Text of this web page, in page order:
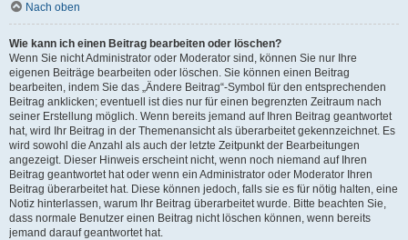
Nach oben
Wie kann ich einen Beitrag bearbeiten oder löschen?
Wenn Sie nicht Administrator oder Moderator sind, können Sie nur Ihre
eigenen Beiträge bearbeiten oder löschen. Sie können einen Beitrag
bearbeiten, indem Sie das „Ändere Beitrag“-Symbol für den entsprechenden
Beitrag anklicken; eventuell ist dies nur für einen begrenzten Zeitraum nach
seiner Erstellung möglich. Wenn bereits jemand auf Ihren Beitrag geantwortet
hat, wird Ihr Beitrag in der Themenansicht als überarbeitet gekennzeichnet. Es
wird sowohl die Anzahl als auch der letzte Zeitpunkt der Bearbeitungen
angezeigt. Dieser Hinweis erscheint nicht, wenn noch niemand auf Ihren
Beitrag geantwortet hat oder wenn ein Administrator oder Moderator Ihren
Beitrag überarbeitet hat. Diese können jedoch, falls sie es für nötig halten, eine
Notiz hinterlassen, warum Ihr Beitrag überarbeitet wurde. Bitte beachten Sie,
dass normale Benutzer einen Beitrag nicht löschen können, wenn bereits
jemand darauf geantwortet hat.